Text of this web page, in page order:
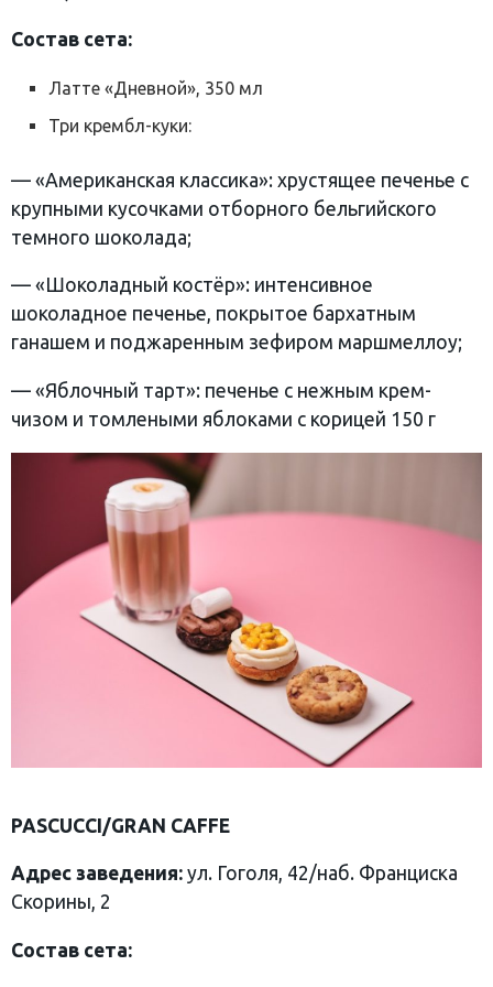
Состав сета:
Латте «Дневной», 350 мл
Три крембл-куки:
— «Американская классика»: хрустящее печенье с
крупными кусочками отборного бельгийского
темного шоколада;
— «Шоколадный костёр»: интенсивное
шоколадное печенье, покрытое бархатным
ганашем и поджаренным зефиром маршмеллоу;
— «Яблочный тарт»: печенье с нежным крем-
чизом и томлеными яблоками с корицей 150 г
PASCUCCI/GRAN CAFFE
Адрес заведения: ул. Гоголя, 42/наб. Франциска
Скорины, 2
Состав сета: